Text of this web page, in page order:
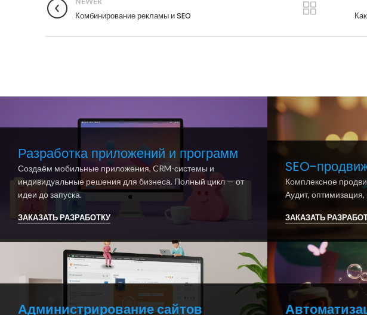
Комбинирование рекламы и SEO
Разработка приложений и программ
Создаём мобильные приложения, CRM-системы и
индивидуальные решения для бизнеса. Полный цикл — от
идеи до запуска.
ЗАКАЗАТЬ РАЗРАБОТКУ
SEO-
Комплексное
Аудит,
ЗАКАЗАТЬ
Администрирование сайтов